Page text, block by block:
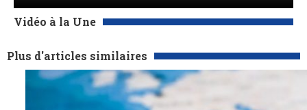
Vidéo à la Une
Plus d'articles similaires